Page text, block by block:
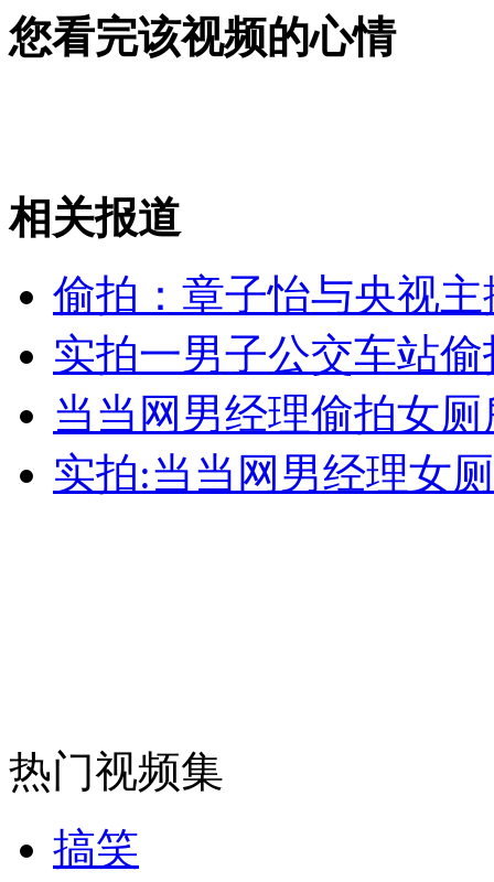
男生高考后疯狂上网致双目暂时失明
山西运城恶犬咬伤多人 警民合力深夜将其击毙
女孩北京地铁殴打老人 痛下狠手拳打脚踢
安徽一实载49人客车翻车
您看完该视频的心情
相关报道
偷拍：章子怡与央视
实拍一男子公交车站
当当网男经理偷拍女
实拍:当当网男经理女
热门视频集
搞笑